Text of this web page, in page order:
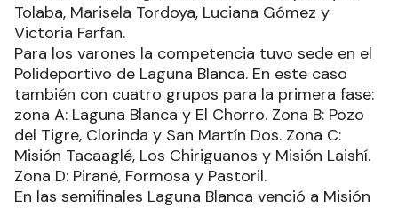
Tolaba, Marisela Tordoya, Luciana Gómez y
Victoria Farfan.
Para los varones la competencia tuvo sede en el
Polideportivo de Laguna Blanca. En este caso
también con cuatro grupos para la primera fase:
zona A: Laguna Blanca y El Chorro. Zona B: Pozo
del Tigre, Clorinda y San Martín Dos. Zona C:
Misión Tacaaglé, Los Chiriguanos y Misión Laishí.
Zona D: Pirané, Formosa y Pastoril.
En las semifinales Laguna Blanca venció a Misión